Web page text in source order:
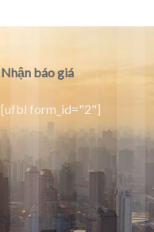
Nhận báo giá
[ufbl form_id="2"]